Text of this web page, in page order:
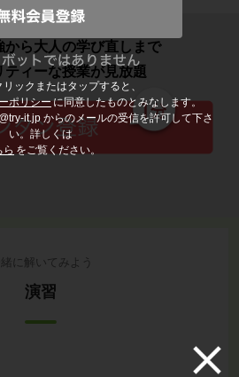
ックまたはタップすると、
ポリシーに同意したものとみなします。
it.jp からのメールの受信を許可して下さ
い。詳しくは
ら をご覧ください。
から大人の学び直しまで
ティーな授業が見放題
緒に解いてみよう
演習